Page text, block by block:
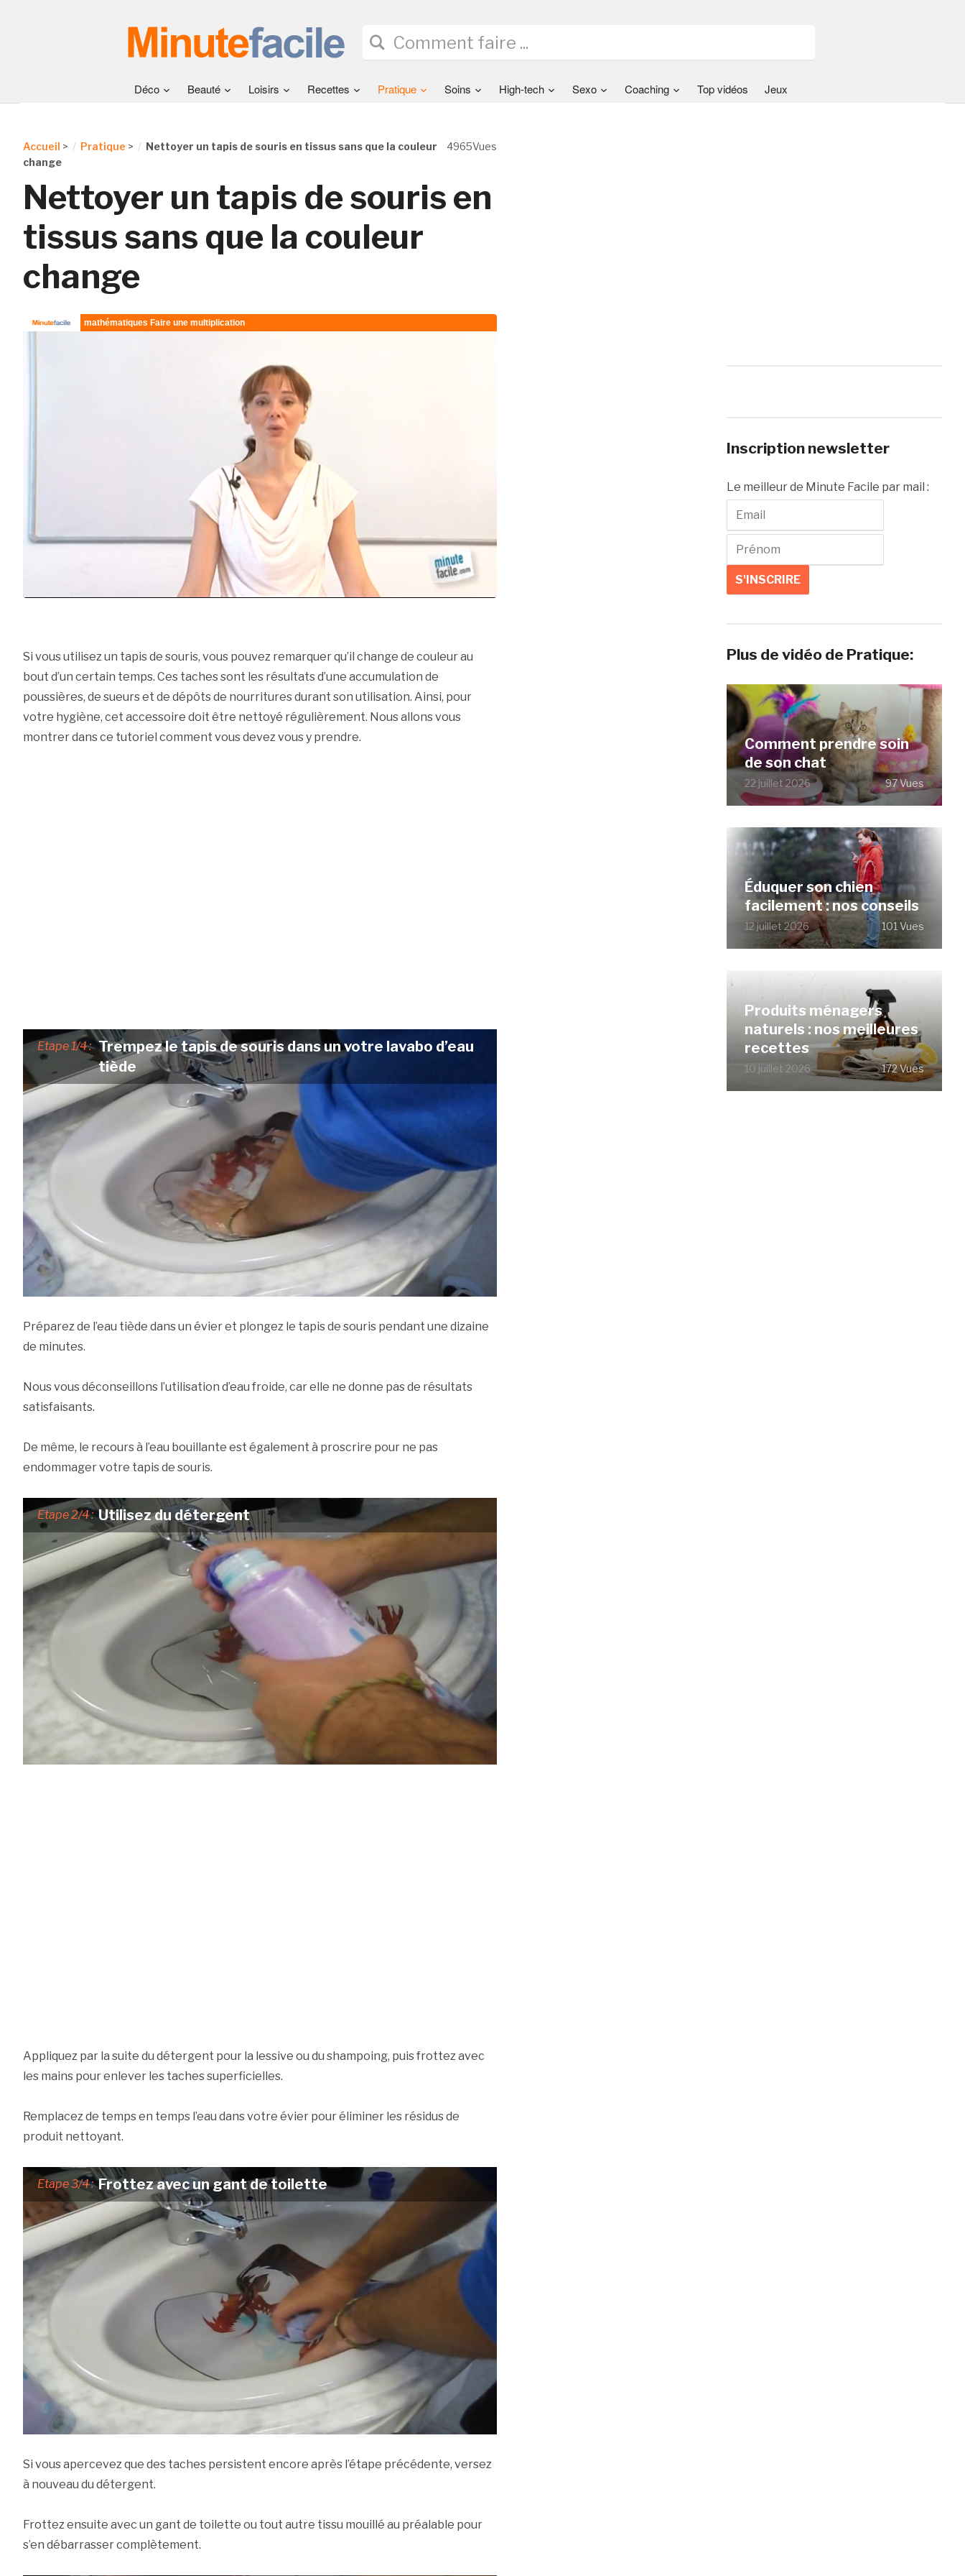
Déco Beauté Loisirs Recettes Pratique Soins High-tech Sexo Coaching Top vidéos Jeux
4965Vues
Accueil > Pratique >
Nettoyer un tapis de souris en tissus sans que la couleur
change
Nettoyer un tapis de souris en
tissus sans que la couleur
change
Si vous utilisez un tapis de souris, vous pouvez remarquer qu’il change de couleur au
bout d’un certain temps. Ces taches sont les résultats d’une accumulation de
poussières, de sueurs et de dépôts de nourritures durant son utilisation. Ainsi, pour
votre hygiène, cet accessoire doit être nettoyé régulièrement. Nous allons vous
montrer dans ce tutoriel comment vous devez vous y prendre.
Etape 1/4 : Trempez le tapis de souris dans un votre lavabo d’eau
tiède
Préparez de l’eau tiède dans un évier et plongez le tapis de souris pendant une dizaine
de minutes.
Nous vous déconseillons l’utilisation d’eau froide, car elle ne donne pas de résultats
satisfaisants.
De même, le recours à l’eau bouillante est également à proscrire pour ne pas
endommager votre tapis de souris.
Etape 2/4 : Utilisez du détergent
Appliquez par la suite du détergent pour la lessive ou du shampoing, puis frottez avec
les mains pour enlever les taches superficielles.
Remplacez de temps en temps l’eau dans votre évier pour éliminer les résidus de
produit nettoyant.
Etape 3/4 : Frottez avec un gant de toilette
Si vous apercevez que des taches persistent encore après l’étape précédente, versez
à nouveau du détergent.
Frottez ensuite avec un gant de toilette ou tout autre tissu mouillé au préalable pour
s’en débarrasser complètement.
Inscription newsletter
Le meilleur de Minute Facile par mail :
Plus de vidéo de Pratique:
Comment prendre soin
de son chat
22 juillet 2026 97 Vues
Éduquer son chien
facilement : nos conseils
12 juillet 2026 101 Vues
Produits ménagers
naturels : nos meilleures
recettes
10 juillet 2026 172 Vues